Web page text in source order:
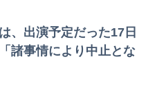
、出演予定だった17日
諸事情により中止とな